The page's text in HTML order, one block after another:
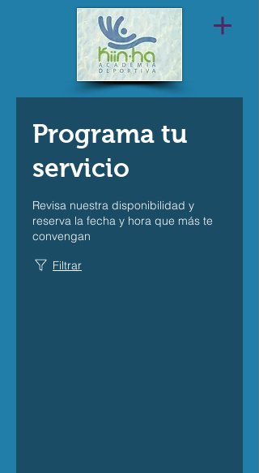
Programa tu
servicio
Revisa nuestra disponibilidad y
reserva la fecha y hora que más te
convengan
Filtrar